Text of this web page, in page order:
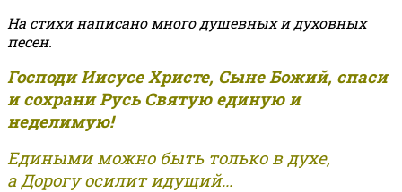
На стихи написано много душевных и духовных
песен.
Господи Иисусе Христе, Сыне Божий, спаси
и сохрани Русь Святую единую и
неделимую!
Едиными можно быть только в духе,
а Дорогу осилит идущий...